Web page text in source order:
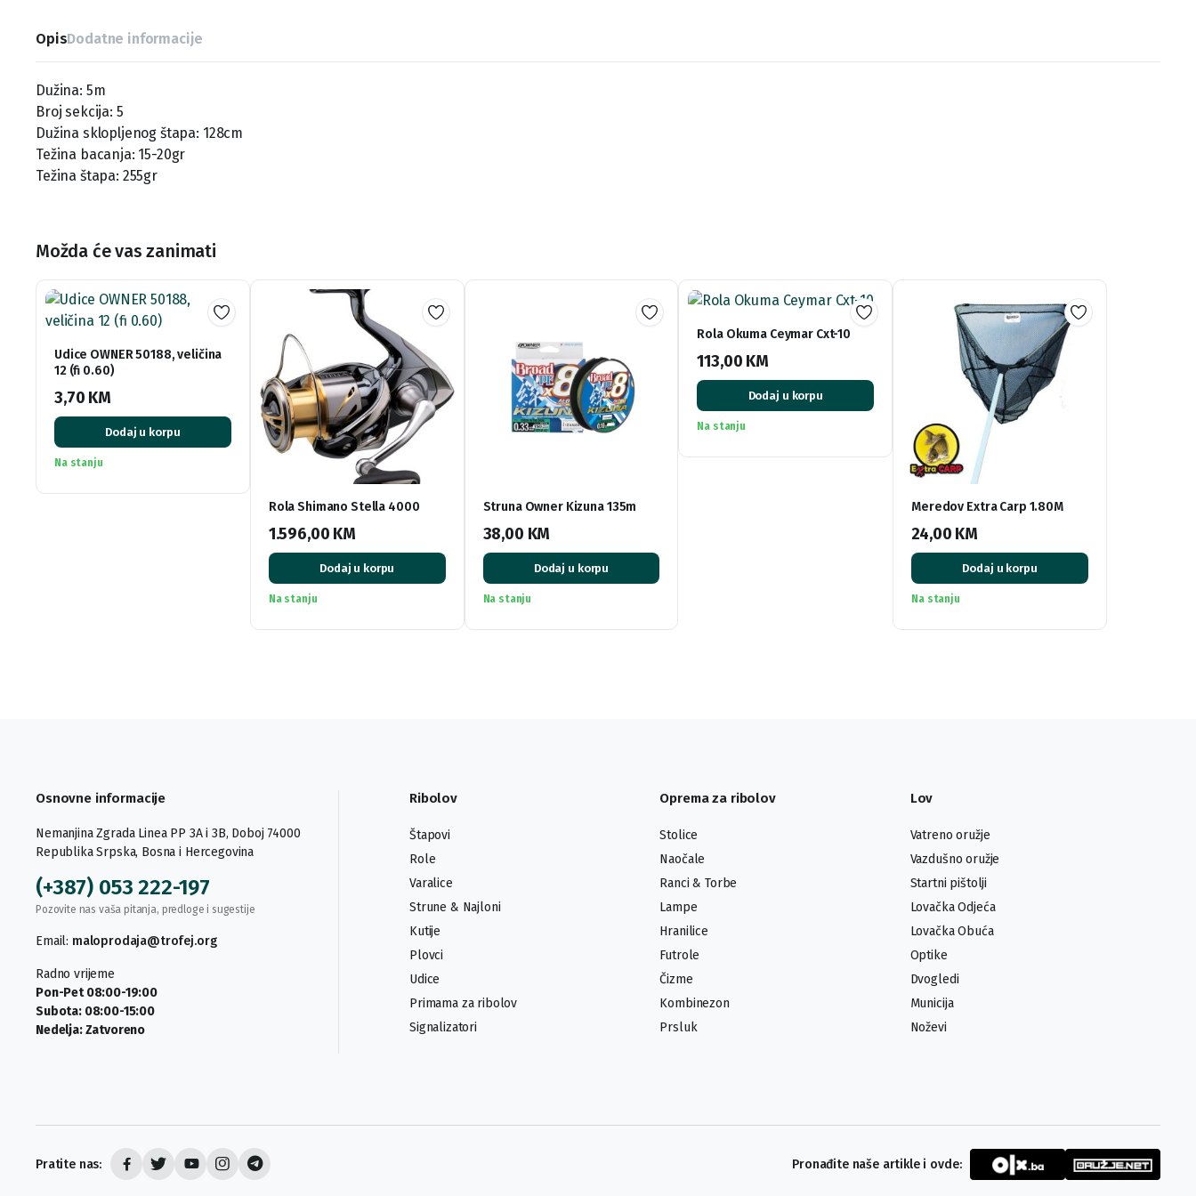
OpisDodatne informacije
Dužina: 5m
Broj sekcija: 5
Dužina sklopljenog štapa: 128cm
Težina bacanja: 15-20gr
Težina štapa: 255gr
Možda će vas zanimati
Udice OWNER 50188, veličina
12 (fi 0.60)
3,70 KM
Dodaj u korpu
Na stanju
Rola Shimano Stella 4000
1.596,00 KM
Dodaj u korpu
Na stanju
Struna Owner Kizuna 135m
38,00 KM
Dodaj u korpu
Na stanju
Rola Okuma Ceymar Cxt-10
113,00 KM
Dodaj u korpu
Na stanju
Meredov Extra Carp 1.80M
24,00 KM
Dodaj u korpu
Na stanju
Osnovne informacije
Nemanjina Zgrada Linea PP 3A i 3B, Doboj 74000
Republika Srpska, Bosna i Hercegovina
(+387) 053 222-197
Pozovite nas vaša pitanja, predloge i sugestije
Email: maloprodaja@trofej.org
Radno vrijeme
Pon-Pet 08:00-19:00
Subota: 08:00-15:00
Nedelja: Zatvoreno
Ribolov
Štapovi
Role
Varalice
Strune & Najloni
Kutije
Plovci
Udice
Primama za ribolov
Signalizatori
Oprema za ribolov
Stolice
Naočale
Ranci & Torbe
Lampe
Hranilice
Futrole
Čizme
Kombinezon
Prsluk
Lov
Vatreno oružje
Vazdušno oružje
Startni pištolji
Lovačka Odjeća
Lovačka Obuća
Optike
Dvogledi
Municija
Noževi
Pratite nas: Pronađite naše artikle i ovde: